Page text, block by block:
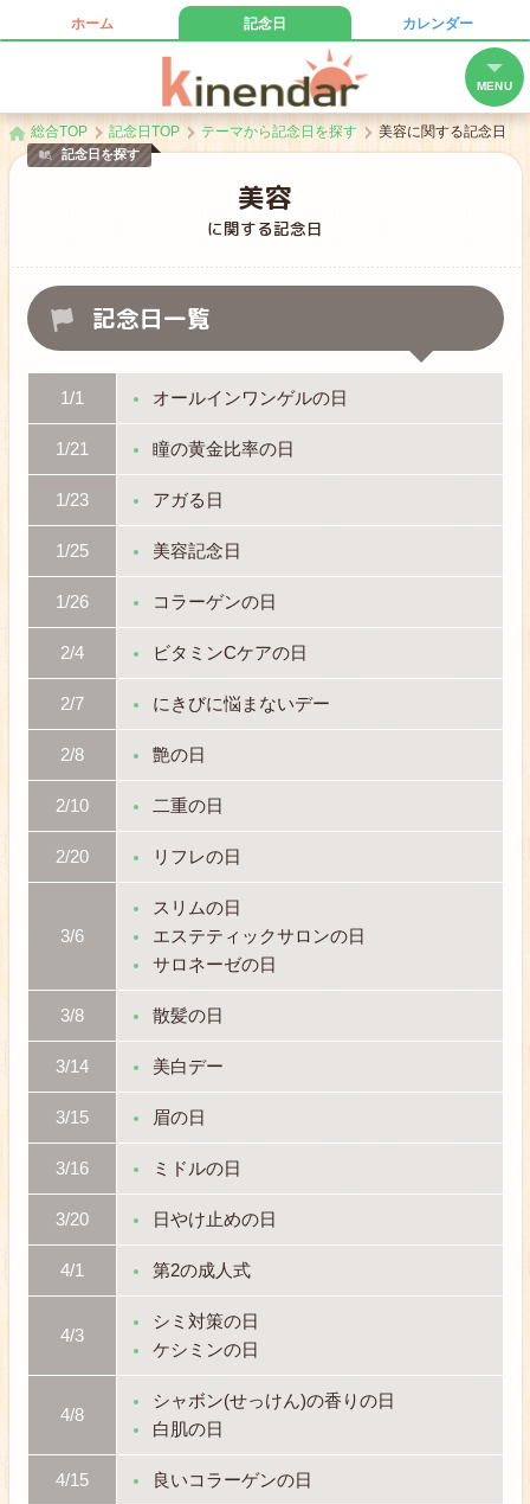
ホーム 記念日 カレンダー
MENU
総合TOP 記念日TOP テーマから記念日を探す 美容に関する記念日
記念日を探す
美容
に関する記念日
記念日一覧
1/1 オールインワンゲルの日
1/21 瞳の黄金比率の日
1/23 アガる日
1/25 美容記念日
1/26 コラーゲンの日
2/4 ビタミンCケアの日
2/7 にきびに悩まないデー
2/8 艶の日
2/10 二重の日
2/20 リフレの日
3/6
スリムの日
エステティックサロンの日
サロネーゼの日
3/8 散髪の日
3/14 美白デー
3/15 眉の日
3/16 ミドルの日
3/20 日やけ止めの日
4/1 第2の成人式
4/3
シミ対策の日
ケシミンの日
4/8
シャボン(せっけん)の香りの日
白肌の日
4/15 良いコラーゲンの日